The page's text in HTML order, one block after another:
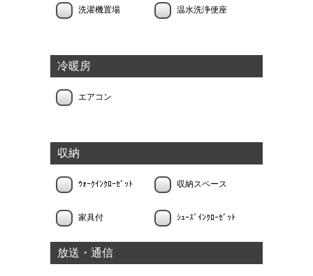
洗濯機置場 温水洗浄便座
冷暖房
エアコン
収納
ｳｫｰｸｲﾝｸﾛｰｾﾞｯﾄ 収納スペース
家具付 ｼｭｰｽﾞｲﾝｸﾛｰｾﾞｯﾄ
放送・通信